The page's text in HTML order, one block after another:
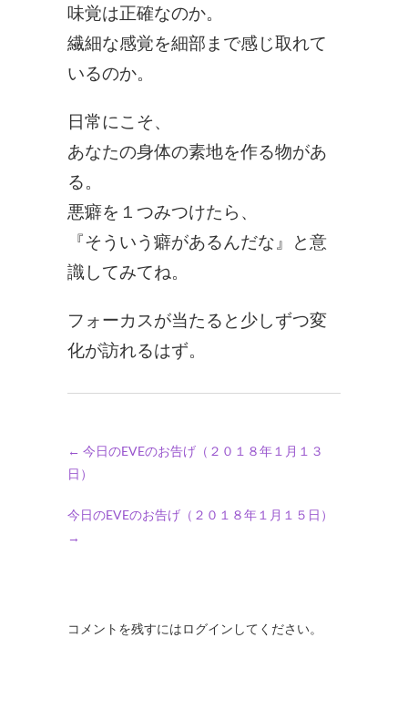
味覚は正確なのか。
繊細な感覚を細部まで感じ取れて
いるのか。
日常にこそ、
あなたの身体の素地を作る物があ
る。
悪癖を１つみつけたら、
『そういう癖があるんだな』と意
識してみてね。
フォーカスが当たると少しずつ変
化が訪れるはず。
← 今日のEVEのお告げ（２０１８年１月１３
日）
今日のEVEのお告げ（２０１８年１月１５日）
→
コメントを残すにはログインしてください。